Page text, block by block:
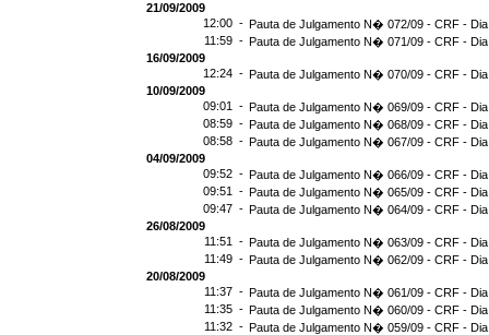
21/09/2009
12:00 - Pauta de Julgamento N� 072/09 - CRF -
11:59 - Pauta de Julgamento N� 071/09 - CRF -
16/09/2009
12:24 - Pauta de Julgamento N� 070/09 - CRF -
10/09/2009
09:01 - Pauta de Julgamento N� 069/09 - CRF -
08:59 - Pauta de Julgamento N� 068/09 - CRF -
08:58 - Pauta de Julgamento N� 067/09 - CRF -
04/09/2009
09:52 - Pauta de Julgamento N� 066/09 - CRF - Dia
09:51 - Pauta de Julgamento N� 065/09 - CRF -
09:47 - Pauta de Julgamento N� 064/09 - CRF -
26/08/2009
11:51 - Pauta de Julgamento N� 063/09 - CRF -
11:49 - Pauta de Julgamento N� 062/09 - CRF -
20/08/2009
11:37 - Pauta de Julgamento N� 061/09 - CRF -
11:35 - Pauta de Julgamento N� 060/09 - CRF -
11:32 - Pauta de Julgamento N� 059/09 - CRF -